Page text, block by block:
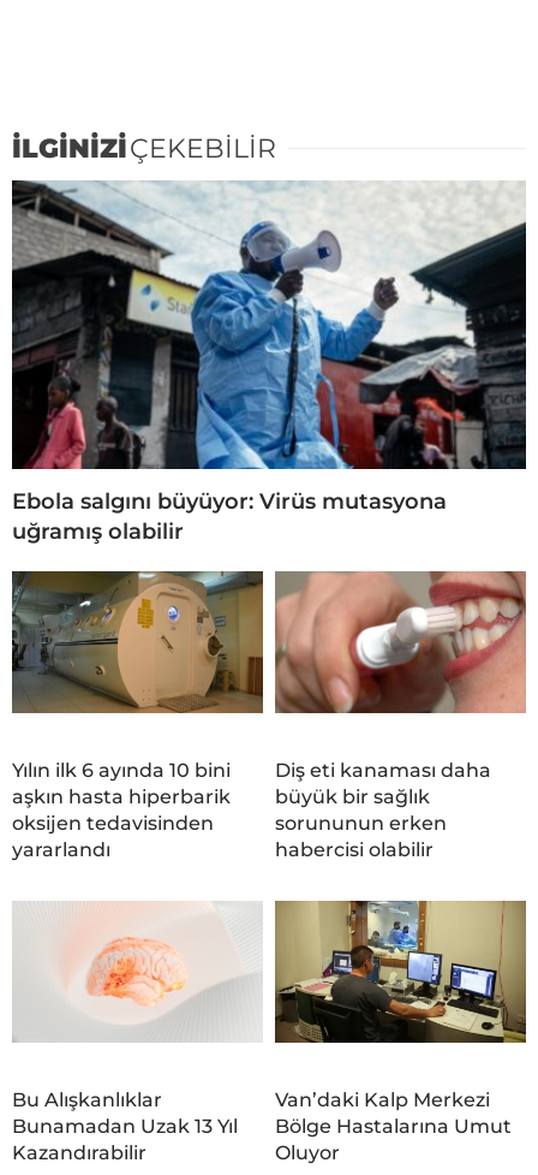
İLGİNİZİÇEKEBİLİR
Ebola salgını büyüyor: Virüs mutasyona
uğramış olabilir
Yılın ilk 6 ayında 10 bini
aşkın hasta hiperbarik
oksijen tedavisinden
yararlandı
Diş eti kanaması daha
büyük bir sağlık
sorununun erken
habercisi olabilir
Bu Alışkanlıklar
Bunamadan Uzak 13 Yıl
Kazandırabilir
Van’daki Kalp Merkezi
Bölge Hastalarına Umut
Oluyor